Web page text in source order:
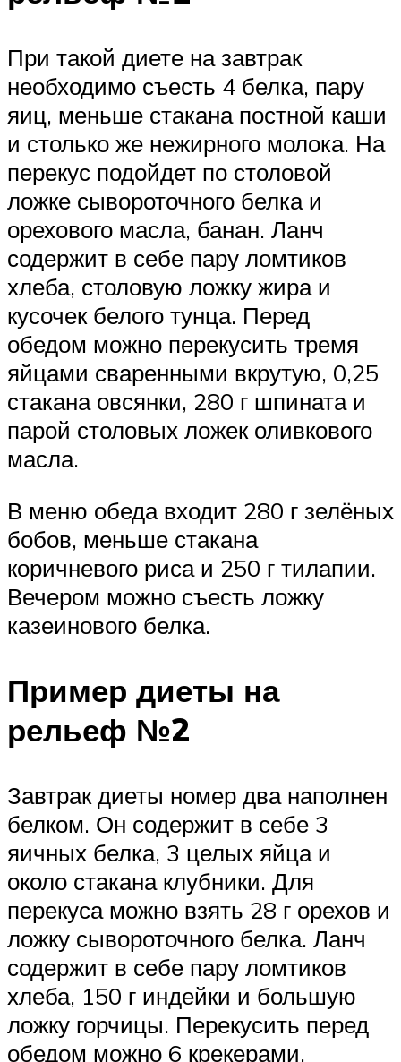
При такой диете на завтрак
необходимо съесть 4 белка, пару
яиц, меньше стакана постной каши
и столько же нежирного молока. На
перекус подойдет по столовой
ложке сывороточного белка и
орехового масла, банан. Ланч
содержит в себе пару ломтиков
хлеба, столовую ложку жира и
кусочек белого тунца. Перед
обедом можно перекусить тремя
яйцами сваренными вкрутую, 0,25
стакана овсянки, 280 г шпината и
парой столовых ложек оливкового
масла.
В меню обеда входит 280 г зелёных
бобов, меньше стакана
коричневого риса и 250 г тилапии.
Вечером можно съесть ложку
казеинового белка.
Пример диеты на
рельеф №2
Завтрак диеты номер два наполнен
белком. Он содержит в себе 3
яичных белка, 3 целых яйца и
около стакана клубники. Для
перекуса можно взять 28 г орехов и
ложку сывороточного белка. Ланч
содержит в себе пару ломтиков
хлеба, 150 г индейки и большую
ложку горчицы. Перекусить перед
обедом можно 6 крекерами,